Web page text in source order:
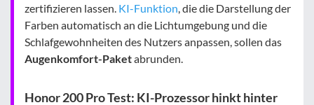
zertifizieren lassen. KI-Funktion , die die Darstellung der
Farben automatisch an die Lichtumgebung und die
Schlafgewohnheiten des Nutzers anpassen, sollen das
Augenkomfort-Paketabrunden.
Honor 200 Pro Test: KI-Prozessor hinkt hinter